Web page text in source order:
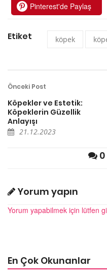
Pinterest'de Paylaş
Etiket köpek
Önceki Post
Köpekler ve Estetik:
Köpeklerin Güzellik
Anlayışı
21.12.2023
Yorum yapın
Yorum yapabilmek için lütfen
En Çok Okunanlar